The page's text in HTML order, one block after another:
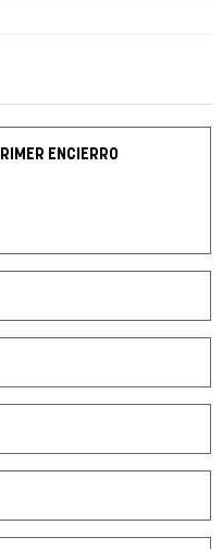
ENCIERRO